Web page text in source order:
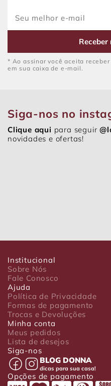
Receber
* Ao assinar você aceita
em sua caixa de e-mail.
Siga-nos no
Clique aqui para seguir
novidades e ofertas!
Institucional
Sobre Nós
Fale Conosco
Ajuda
Política de Privacidade
Formas de pagamento
Trocas e Devoluções
Minha conta
Meus pedidos
Lista de desejos
Siga-nos
BLOG DONNA
dicas para sua casa!
Opções de pagamento